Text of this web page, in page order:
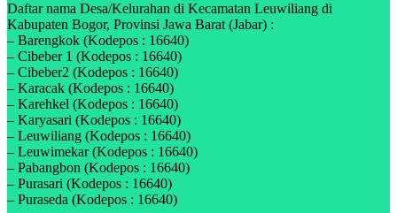
Daftar nama Desa/Kelurahan di Kecamatan Leuwiliang di
Kabupaten Bogor, Provinsi Jawa Barat (Jabar) :
– Barengkok (Kodepos : 16640)
– Cibeber 1 (Kodepos : 16640)
– Cibeber2 (Kodepos : 16640)
– Karacak (Kodepos : 16640)
– Karehkel (Kodepos : 16640)
– Karyasari (Kodepos : 16640)
– Leuwiliang (Kodepos : 16640)
– Leuwimekar (Kodepos : 16640)
– Pabangbon (Kodepos : 16640)
– Purasari (Kodepos : 16640)
– Puraseda (Kodepos : 16640)